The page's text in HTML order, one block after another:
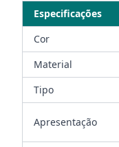
Especificações
Cor
Material
Tipo
Apresentação